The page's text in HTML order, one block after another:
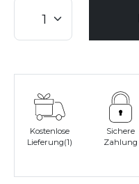
Kostenlose
Lieferung(1)
Sichere
Zahlung